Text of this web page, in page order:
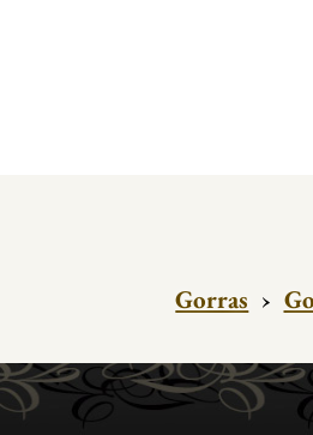
Gorras ›